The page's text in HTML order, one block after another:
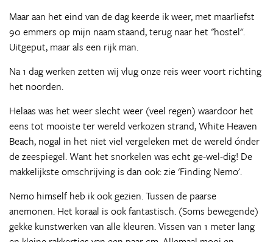
Maar aan het eind van de dag keerde ik weer, met maarliefst
90 emmers op mijn naam staand, terug naar het "hostel".
Uitgeput, maar als een rijk man.
Na 1 dag werken zetten wij vlug onze reis weer voort richting
het noorden.
Helaas was het weer slecht weer (veel regen) waardoor het
eens tot mooiste ter wereld verkozen strand, White Heaven
Beach, nogal in het niet viel vergeleken met de wereld ónder
de zeespiegel. Want het snorkelen was echt ge-wel-dig! De
makkelijkste omschrijving is dan ook: zie 'Finding Nemo'.
Nemo himself heb ik ook gezien. Tussen de paarse
anemonen. Het koraal is ook fantastisch. (Soms bewegende)
gekke kunstwerken van alle kleuren. Vissen van 1 meter lang